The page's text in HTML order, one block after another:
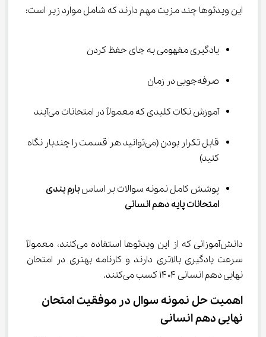
این ویدئوها چند مزیت مهم دارند که شامل موارد زیر است:
یادگیری مفهومی به جای حفظ کردن
صرفه‌جویی در زمان
آموزش نکات کلیدی که معمولاً در امتحانات می‌آیند
قابل تکرار بودن (می‌توانید هر قسمت را چندبار نگاه
کنید)
پوشش کامل نمونه سوالات بر اساس بارم بندی
امتحانات پایه دهم انسانی
دانش‌آموزانی که از این ویدئوها استفاده می‌کنند، معمولاً
سرعت یادگیری بالاتری دارند و کارنامه بهتری در امتحان
نهایی دهم انسانی ۱۴۰۴ کسب می‌کنند.
اهمیت حل نمونه سوال در موفقیت امتحان
نهایی دهم انسانی